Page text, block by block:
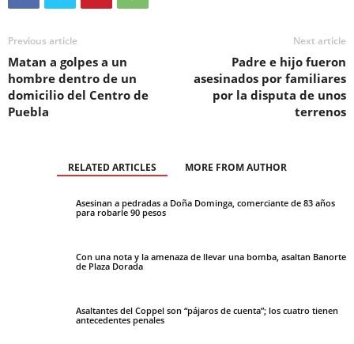
Previous article
Matan a golpes a un
hombre dentro de un
domicilio del Centro de
Puebla
Next article
Padre e hijo fueron
asesinados por familiares
por la disputa de unos
terrenos
RELATED ARTICLES MORE FROM AUTHOR
Asesinan a pedradas a Doña Dominga, comerciante de 83 años
para robarle 90 pesos
Con una nota y la amenaza de llevar una bomba, asaltan Banorte
de Plaza Dorada
Asaltantes del Coppel son “pájaros de cuenta”; los cuatro tienen
antecedentes penales